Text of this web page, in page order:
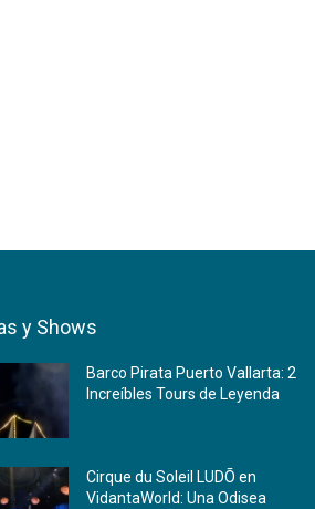
y Shows
Barco Pirata Puerto Vallarta: 2
Increíbles Tours de Leyenda
Cirque du Soleil LUDÕ en
VidantaWorld: Una Odisea